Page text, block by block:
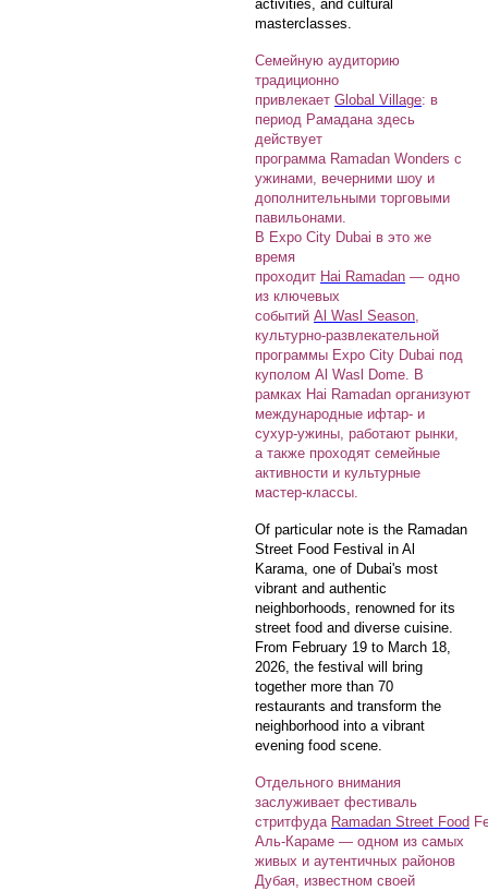
activities, and cultural
masterclasses.
Семейную аудиторию
традиционно
привлекает Global Village: в
период Рамадана здесь
действует
программа Ramadan Wonders с
ужинами, вечерними шоу и
дополнительными торговыми
павильонами.
В Expo City Dubai в это же
время
проходит Hai Ramadan — одно
из ключевых
событий Al Wasl Season,
культурно-развлекательной
программы Expo City Dubai под
куполом Al Wasl Dome. В
рамках Hai Ramadan организуют
международные ифтар- и
сухур-ужины, работают рынки,
а также проходят семейные
активности и культурные
мастер-классы.
Of particular note is the Ramadan
Street Food Festival in Al
Karama, one of Dubai's most
vibrant and authentic
neighborhoods, renowned for its
street food and diverse cuisine.
From February 19 to March 18,
2026, the festival will bring
together more than 70
restaurants and transform the
neighborhood into a vibrant
evening food scene.
Отдельного внимания
заслуживает фестиваль
стритфуда Ramadan Street Food
Аль-Караме — одном из самых
живых и аутентичных районов
Дубая, известном своей